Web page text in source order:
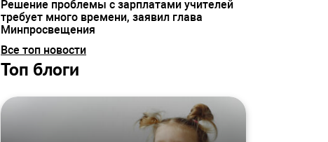
Решение проблемы с зарплатами учителей
требует много времени, заявил глава
Минпросвещения
Все топ новости
Топ блоги